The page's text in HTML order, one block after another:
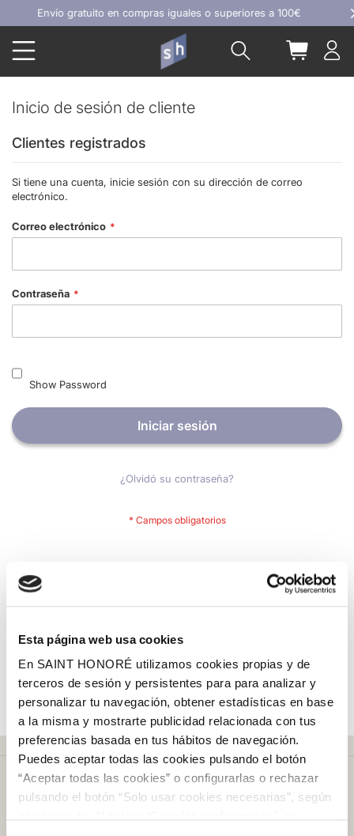
Esta página web usa cookies
En SAINT HONORÉ utilizamos cookies propias y de
terceros de sesión y persistentes para para analizar y
personalizar tu navegación, obtener estadísticas en base
a la misma y mostrarte publicidad relacionada con tus
preferencias basada en tus hábitos de navegación.
Puedes aceptar todas las cookies pulsando el botón
“Aceptar todas las cookies” o configurarlas o rechazar
pulsando el botón “Solo usar cookies necesarias”, según
Ir
al
contenido
Envío gratuito en compras iguales o superiores a 100€
Buscar Mi
Inicio de sesión de cliente
Clientes registrados
Si tiene una cuenta, inicie sesión con su dirección de correo
electrónico.
Correo electrónico
Contraseña
Show Password
Iniciar sesión
¿Olvidó su contraseña?
Crear una cuenta tiene muchos beneficios: Pago más rápido,
más.
Crear una cuenta